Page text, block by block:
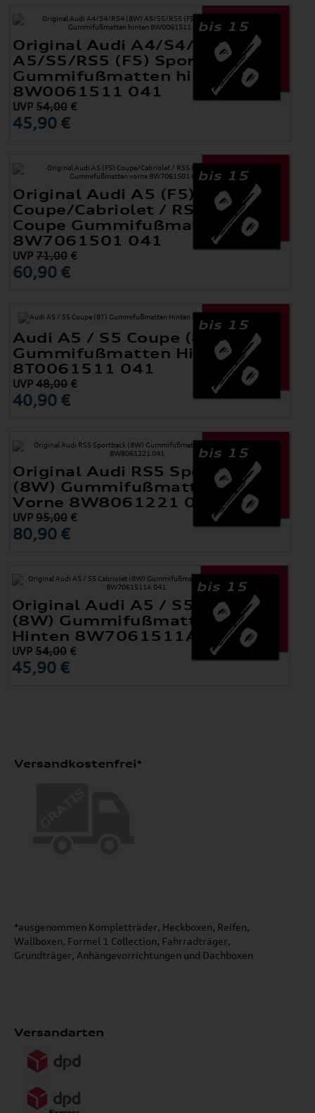
bis 15
Original Audi A4/S4/RS4 (8W)
A5/S5/RS5 (F5) Sportback
Gummifußmatten hinten
8W0061511 041
UVP54,00 €
45,90 €
bis 15
Original Audi A5 (F5)
Coupe/Cabriolet / RS5 (F5)
Coupe Gummifußmatten vorne
8W7061501 041
UVP71,00 €
60,90 €
bis 15
Audi A5 / S5 Coupe (8T)
Gummifußmatten Hinten
8T0061511 041
UVP48,00 €
40,90 €
bis 15
Original Audi RS5 Sportback
(8W) Gummifußmatten Satz
Vorne 8W8061221 041
UVP95,00 €
80,90 €
bis 15
Original Audi A5 / S5 Cabriolet
(8W) Gummifußmatten Satz
Hinten 8W7061511A 041
UVP 54,00€
45,90 €
Versandkostenfrei*
*ausgenommen Kompletträder, Heckboxen, Reifen,
Wallboxen, Formel 1 Collection, Fahrradträger,
Grundträger, Anhängevorrichtungen und Dachboxen
Versandarten